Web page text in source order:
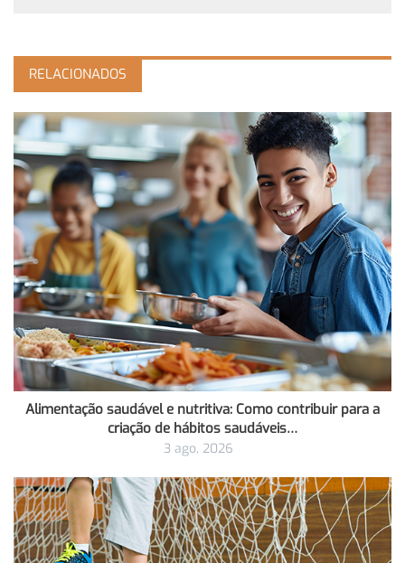
RELACIONADOS
Alimentação saudável e nutritiva: Como contribuir para a
criação de hábitos saudáveis…
3 ago, 2026